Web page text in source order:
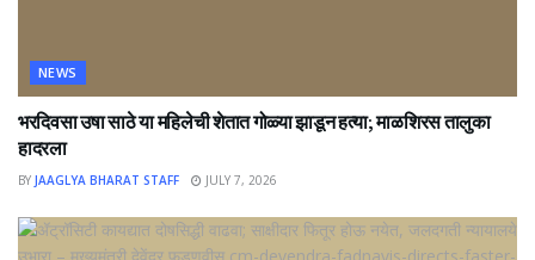
NEWS
भरदिवसा उषा साठे या महिलेची शेतात गोळ्या झाडून हत्या; माळशिरस तालुका
हादरला
BY JAAGLYA BHARAT STAFF JULY 7, 2026